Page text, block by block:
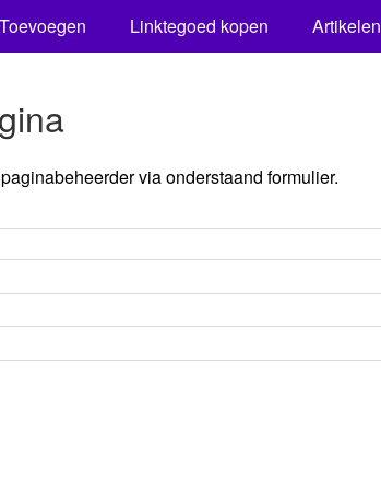
Toevoegen Linktegoed kopen Artikelen
via onderstaand formulier.